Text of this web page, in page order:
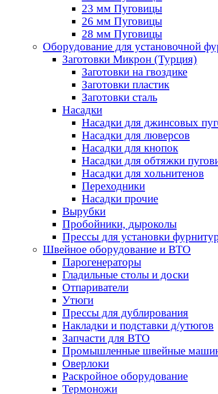
23 мм Пуговицы
26 мм Пуговицы
28 мм Пуговицы
Оборудование для установочной
Заготовки Микрон (Турция)
Заготовки на гвоздике
Заготовки пластик
Заготовки сталь
Насадки
Насадки для джинсовых
Насадки для люверсов
Насадки для кнопок
Насадки для обтяжки
Насадки для хольнитенов
Переходники
Насадки прочие
Вырубки
Пробойники, дыроколы
Прессы для установки
Швейное оборудование и ВТО
Парогенераторы
Гладильные столы и доски
Отпариватели
Утюги
Прессы для дублирования
Накладки и подставки д/утюгов
Запчасти для ВТО
Промышленные швейные
Оверлоки
Раскройное оборудование
Термоножи